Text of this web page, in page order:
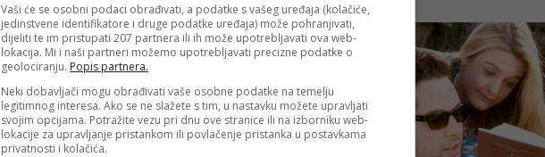
Vaši će se osobni podaci obrađivati, a podatke s vašeg uređaja (kolačiće,
jedinstvene identifikatore i druge podatke uređaja) može pohranjivati,
dijeliti te im pristupati 207 partnera ili ih može upotrebljavati ova web-
lokacija. Mi i naši partneri možemo upotrebljavati precizne podatke o
geolociranju. Popis partnera.
Neki dobavljači mogu obrađivati vaše osobne podatke na temelju
legitimnog interesa. Ako se ne slažete s tim, u nastavku možete upravljati
svojim opcijama. Potražite vezu pri dnu ove stranice ili na izborniku web-
lokacije za upravljanje pristankom ili povlačenje pristanka u postavkama
privatnosti i kolačića.